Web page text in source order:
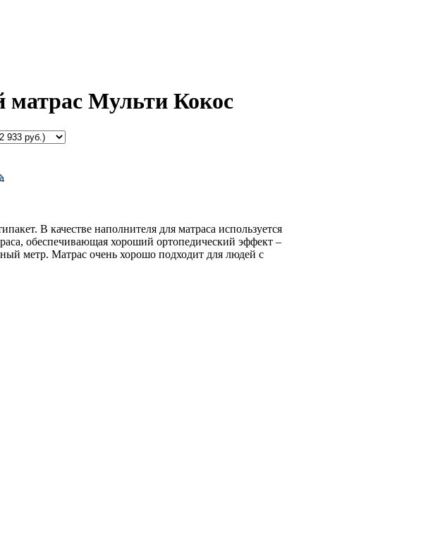
матрас Мульти Кокос
В качестве наполнителя для матраса используется
обеспечивающая хороший ортопедический эффект –
метр. Матрас очень хорошо подходит для людей с